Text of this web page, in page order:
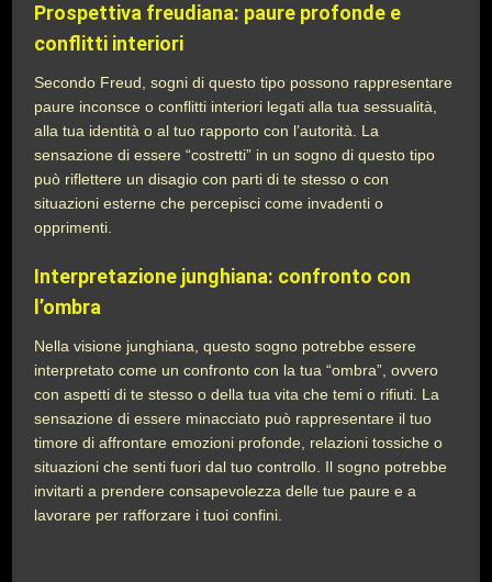
Prospettiva freudiana: paure profonde e
conflitti interiori
Secondo Freud, sogni di questo tipo possono rappresentare
paure inconsce o conflitti interiori legati alla tua sessualità,
alla tua identità o al tuo rapporto con l’autorità. La
sensazione di essere “costretti” in un sogno di questo tipo
può riflettere un disagio con parti di te stesso o con
situazioni esterne che percepisci come invadenti o
opprimenti.
Interpretazione junghiana: confronto con
l’ombra
Nella visione junghiana, questo sogno potrebbe essere
interpretato come un confronto con la tua “ombra”, ovvero
con aspetti di te stesso o della tua vita che temi o rifiuti. La
sensazione di essere minacciato può rappresentare il tuo
timore di affrontare emozioni profonde, relazioni tossiche o
situazioni che senti fuori dal tuo controllo. Il sogno potrebbe
invitarti a prendere consapevolezza delle tue paure e a
lavorare per rafforzare i tuoi confini.